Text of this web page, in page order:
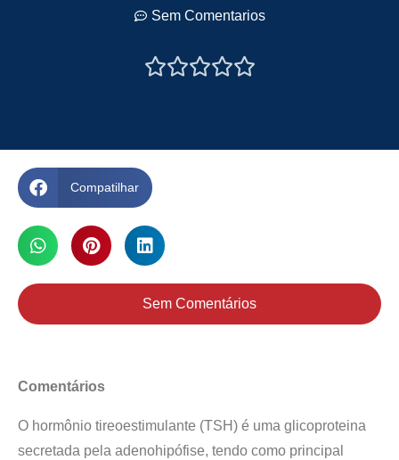
Sem Comentarios

Compatilhar
Sem Comentários
Comentários
O hormônio tireoestimulante (TSH) é uma glicoproteina
secretada pela adenohipófise, tendo como principal